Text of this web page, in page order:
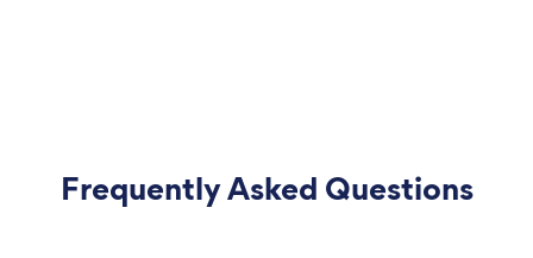
Frequently Asked Questions